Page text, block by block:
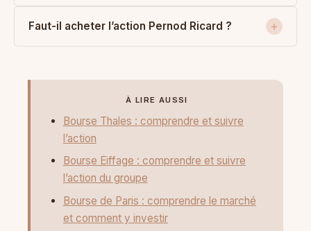
Faut-il acheter l’action Pernod Ricard ?
À LIRE AUSSI
Bourse Thales : comprendre et suivre
l’action
Bourse Eiffage : comprendre et suivre
l’action du groupe
Bourse de Paris : comprendre le marché
et comment y investir